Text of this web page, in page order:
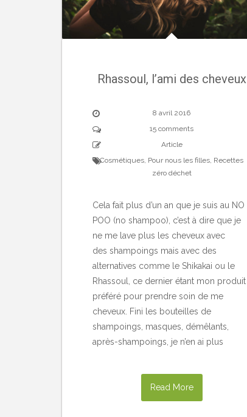
Rhassoul, l’ami des cheveux
8 avril 2016
15 comments
Article
Cosmétiques, Pour nous les filles, Recettes
zéro déchet
Cela fait plus d’un an que je suis au NO
POO (no shampoo), c’est à dire que je
ne me lave plus les cheveux avec
des shampoings mais avec des
alternatives comme le Shikakai ou le
Rhassoul, ce dernier étant mon produit
préféré pour prendre soin de me
cheveux. Fini les bouteilles de
shampoings, masques, démêlants,
après-shampoings, je n’en ai plus
Read More